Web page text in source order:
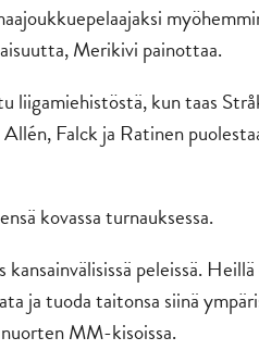
Merikivi painottaa.
kun taas
Falck ja Ratinen
kovassa turnauksessa.
peleissä.
ja tuoda taitonsa siinä
MM-kisoissa.